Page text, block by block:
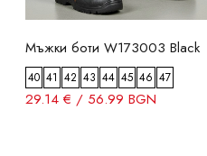
Мъжки боти W173003 Black
40 41 42 43 44 45 46 47
29.14 € / 56.99 BGN